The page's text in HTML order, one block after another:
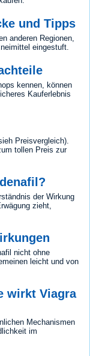
und Tipps
anderen Regionen,
eingestuft.
kennen, können
Kauferlebnis
Preisvergleich).
tollen Preis zur
der Wirkung
zieht,
nicht ohne
leicht und von
wirkt Viagra
Mechanismen
im